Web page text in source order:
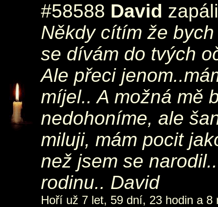
#58588 David
Někdy cítím že
se dívám do tvých
Ale přeci
míjel.. A možná mě
nedohoníme, ale
miluji, mám pocit
než jsem se
rodinu.. David
Hoří už 7 let, 59 dní, 23 hodin a 8